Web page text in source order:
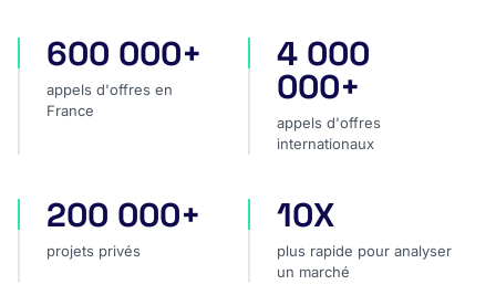
appels d'offres en France
600 000+
appels d'offres en
France
appels d'offres
4 000
000+
appels d'offres
internationaux
projets privés
200 000+
projets privés
plus rapide pour analyser
10X
plus rapide pour analyser
un marché